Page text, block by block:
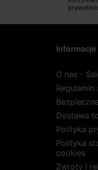
Informacje
O nas -
Dostawa
Polityka
Polityka
cookies
Zwroty i